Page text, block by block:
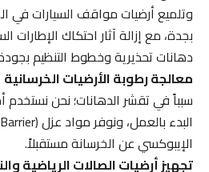
وتلميع أرضيات مواقف السيارات في
بجدة، مع إزالة آثار احتكاك الإطارات
دهانات تحذيرية وخطوط التنظيم بجودة
معالجة رطوبة الأرضيات الخرسانية
سبباً في تقشر الدهانات؛ نحن نستخدم
الإيبوكسي عن الخرسانة مستقبلاً.
تجهيز أرضيات الصالات الرياضية